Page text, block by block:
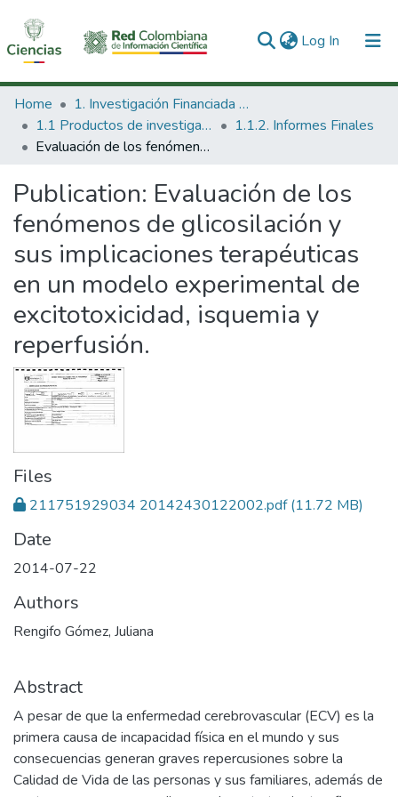
Log In (current)
Communities & Collections
All of DSpace
Home
1. Investigación Financiada con Recursos Públicos
1.1 Productos de investigación
1.1.2. Informes Finales
Evaluación de los fenómenos de glicosilación y sus implicaciones terapéuticas en un modelo experimental de excitotoxicidad, isquemia y reperfusión.
Publication: Evaluación de los
fenómenos de glicosilación y
sus implicaciones terapéuticas
en un modelo experimental de
excitotoxicidad, isquemia y
reperfusión.
Files
211751929034 20142430122002.pdf(11.72 MB)
Date
2014-07-22
Authors
Rengifo Gómez, Juliana
Abstract
A pesar de que la enfermedad cerebrovascular (ECV) es la
primera causa de incapacidad física en el mundo y sus
consecuencias generan graves repercusiones sobre la
Calidad de Vida de las personas y sus familiares, además de